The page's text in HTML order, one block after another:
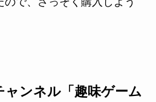
ンネル「趣味ゲーム